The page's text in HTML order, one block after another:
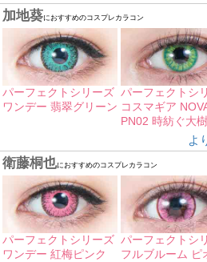
加地葵におすすめのコスプレカラコン
パーフェクトシリーズ
ワンデー 翡翠グリーン
パーフェクトシ
コスマギア
PN02 時紡ぐ大樹
よ
衛藤桐也におすすめのコスプレカラコン
パーフェクトシリーズ
ワンデー 紅梅ピンク
パーフェクトシ
フルブルーム ピ